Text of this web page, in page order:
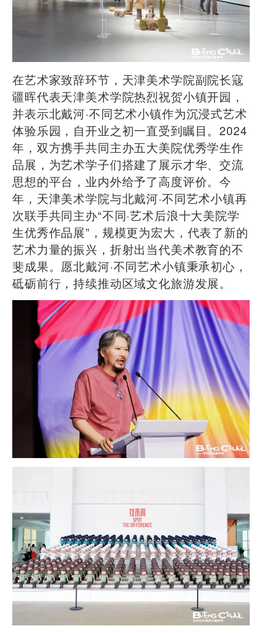
在艺术家致辞环节，天津美术学院副院长寇
疆晖代表天津美术学院热烈祝贺小镇开园，
并表示北戴河·不同艺术小镇作为沉浸式艺术
体验乐园，自开业之初一直受到瞩目。2024
年，双方携手共同主办五大美院优秀学生作
品展，为艺术学子们搭建了展示才华、交流
思想的平台，业内外给予了高度评价。今
年，天津美术学院与北戴河·不同艺术小镇再
次联手共同主办“不同·艺术后浪十大美院学
生优秀作品展”，规模更为宏大，代表了新的
艺术力量的振兴，折射出当代美术教育的不
斐成果。愿北戴河·不同艺术小镇秉承初心，
砥砺前行，持续推动区域文化旅游发展。